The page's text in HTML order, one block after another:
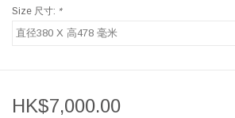
Size 尺寸: *
HK$7,000.00